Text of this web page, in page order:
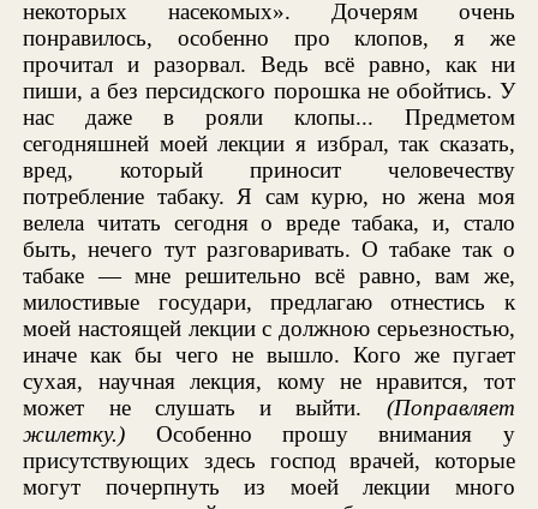
некоторых насекомых». Дочерям очень
понравилось, особенно про клопов, я же
прочитал и разорвал. Ведь всё равно, как ни
пиши, а без персидского порошка не обойтись. У
нас даже в рояли клопы... Предметом
сегодняшней моей лекции я избрал, так сказать,
вред, который приносит человечеству
потребление табаку. Я сам курю, но жена моя
велела читать сегодня о вреде табака, и, стало
быть, нечего тут разговаривать. О табаке так о
табаке — мне решительно всё равно, вам же,
милостивые государи, предлагаю отнестись к
моей настоящей лекции с должною серьезностью,
иначе как бы чего не вышло. Кого же пугает
сухая, научная лекция, кому не нравится, тот
может не слушать и выйти. (Поправляет
жилетку.) Особенно прошу внимания у
присутствующих здесь господ врачей, которые
могут почерпнуть из моей лекции много